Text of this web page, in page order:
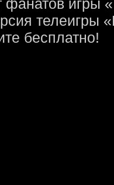
игры
телеигры
бесплатно!